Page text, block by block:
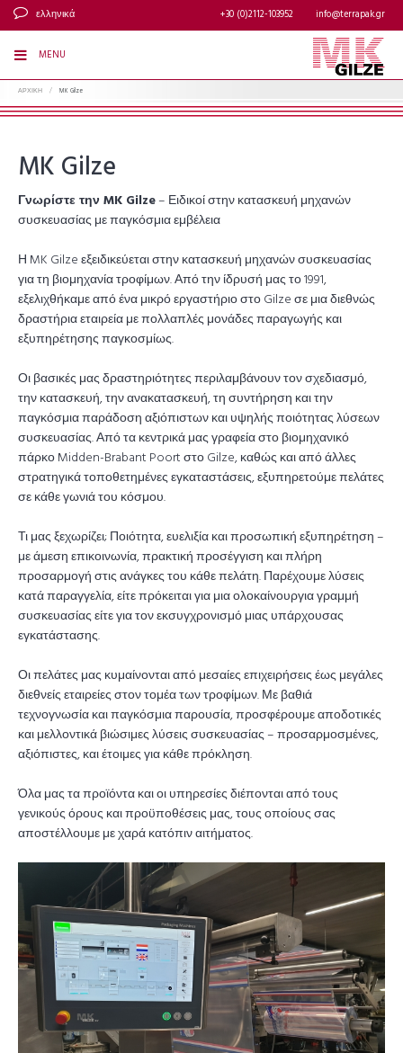
ελληνικά info@terrapak.gr
+30 (0)2112-103952
MENU
ΑΡΧΙΚΗ / MK Gilze
MK Gilze
Γνωρίστε την MK Gilze– Ειδικοί στην κατασκευή μηχανών
συσκευασίας με παγκόσμια εμβέλεια
Η MK Gilze εξειδικεύεται στην κατασκευή μηχανών συσκευασίας
για τη βιομηχανία τροφίμων. Από την ίδρυσή μας το 1991,
εξελιχθήκαμε από ένα μικρό εργαστήριο στο Gilze σε μια διεθνώς
δραστήρια εταιρεία με πολλαπλές μονάδες παραγωγής και
εξυπηρέτησης παγκοσμίως.
Οι βασικές μας δραστηριότητες περιλαμβάνουν τον σχεδιασμό,
την κατασκευή, την ανακατασκευή, τη συντήρηση και την
παγκόσμια παράδοση αξιόπιστων και υψηλής ποιότητας λύσεων
συσκευασίας. Από τα κεντρικά μας γραφεία στο βιομηχανικό
πάρκο Midden-Brabant Poort στο Gilze, καθώς και από άλλες
στρατηγικά τοποθετημένες εγκαταστάσεις, εξυπηρετούμε πελάτες
σε κάθε γωνιά του κόσμου.
Τι μας ξεχωρίζει; Ποιότητα, ευελιξία και προσωπική εξυπηρέτηση –
με άμεση επικοινωνία, πρακτική προσέγγιση και πλήρη
προσαρμογή στις ανάγκες του κάθε πελάτη. Παρέχουμε λύσεις
κατά παραγγελία, είτε πρόκειται για μια ολοκαίνουργια γραμμή
συσκευασίας είτε για τον εκσυγχρονισμό μιας υπάρχουσας
εγκατάστασης.
Οι πελάτες μας κυμαίνονται από μεσαίες επιχειρήσεις έως μεγάλες
διεθνείς εταιρείες στον τομέα των τροφίμων. Με βαθιά
τεχνογνωσία και παγκόσμια παρουσία, προσφέρουμε αποδοτικές
και μελλοντικά βιώσιμες λύσεις συσκευασίας – προσαρμοσμένες,
αξιόπιστες, και έτοιμες για κάθε πρόκληση.
Όλα μας τα προϊόντα και οι υπηρεσίες διέπονται από τους
γενικούς όρους και προϋποθέσεις μας, τους οποίους σας
αποστέλλουμε με χαρά κατόπιν αιτήματος.